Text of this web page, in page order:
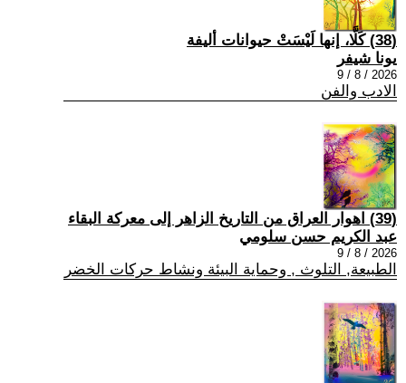
(38) كَلَّا، إنها لَيْسَتْ حيوانات أليفة
يونا شيفر
2026 / 8 / 9
الادب والفن
(39) اهوار العراق من التاريخ الزاهر إلى معركة البقاء
عبد الكريم حسن سلومي
2026 / 8 / 9
الطبيعة, التلوث , وحماية البيئة ونشاط حركات الخضر